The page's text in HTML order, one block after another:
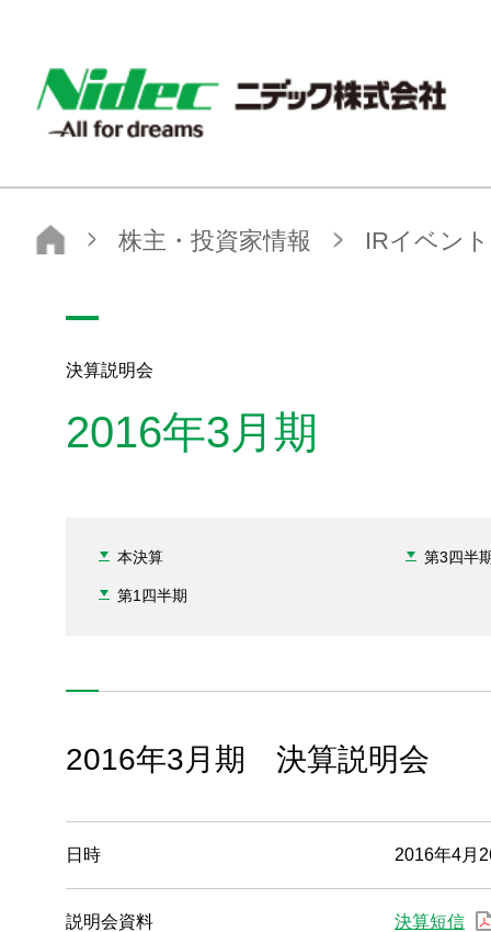
NIDEC - All for dreams - ニデック株式会社
ニデック株式会社
株主・投資家情報 IRイベント 決算説明会 2016年3月期
決算説明会
2016年3月期
本決算 第3四半
第1四半期
2016年3月期 決算説明会
日時 2016年4月
説明会資料 決算短信